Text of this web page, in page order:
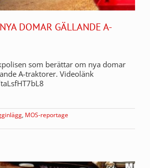
DOMAR GÄLLANDE A-
som berättar om nya domar
A-traktorer. Videolänk
, MOS-reportage